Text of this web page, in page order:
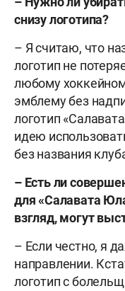
снизу логотипа?
– Я считаю, что
логотип не
любому
эмблему без
логотип
идею
без названия
– Есть ли
для «Салавата
взгляд, могут
– Если честно, я
направлении.
логотип с